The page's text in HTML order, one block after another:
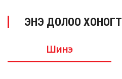
ЭНЭ ДОЛОО ХОНОГТ
Шинэ